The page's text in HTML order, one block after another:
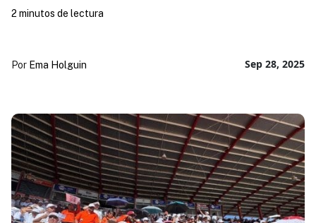
Sep 28, 2025
Por Ema Holguin
2 minutos de lectura